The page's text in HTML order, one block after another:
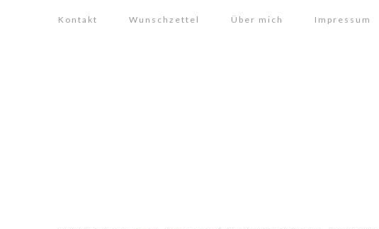
Kontakt Wunschzettel Über mich Impressum